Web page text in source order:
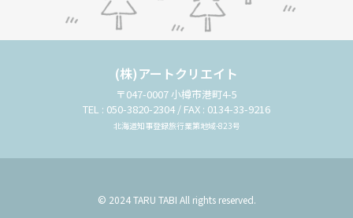
(株)アートクリエイト
〒047-0007 小樽市港町4-5
TEL : 050-3820-2304 / FAX : 0134-33-9216
北海道知事登録旅行業第地域-823号
© 2024 TARU TABI All rights reserved.